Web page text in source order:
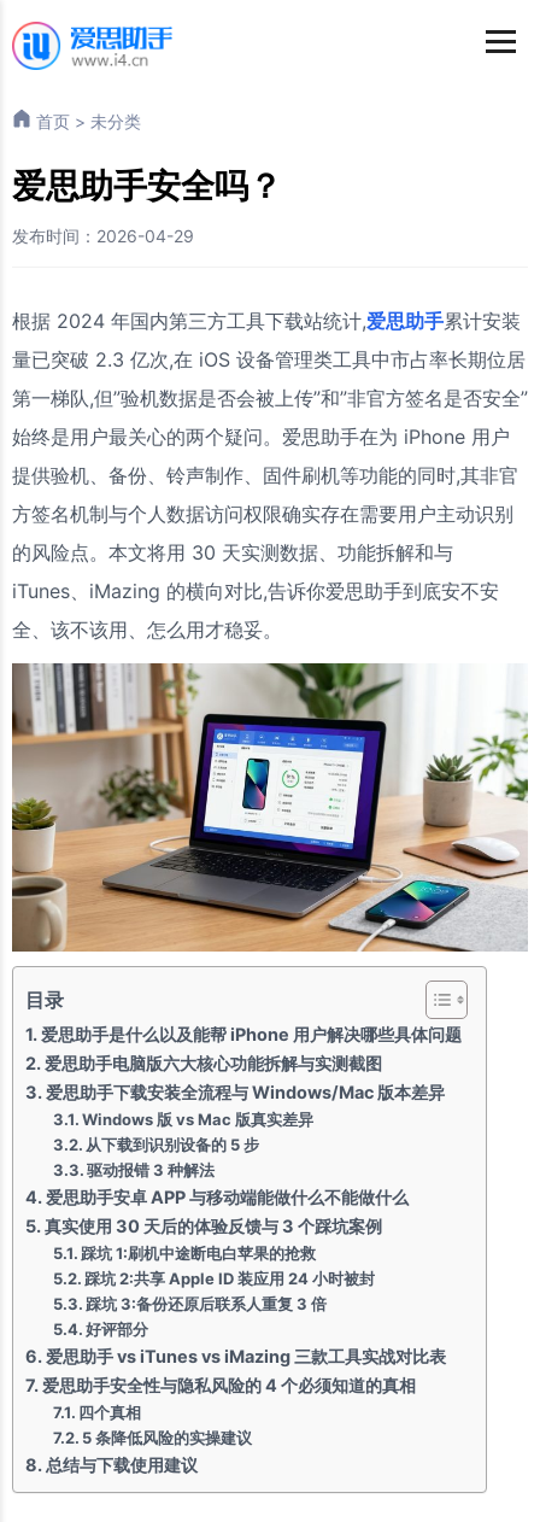
首页 > 未分类
爱思助手安全吗？
发布时间：2026-04-29
根据 2024 年国内第三方工具下载站统计,爱思助手累计安装
量已突破 2.3 亿次,在 iOS 设备管理类工具中市占率长期位居
第一梯队,但”验机数据是否会被上传”和”非官方签名是否安全”
始终是用户最关心的两个疑问。爱思助手在为 iPhone 用户
提供验机、备份、铃声制作、固件刷机等功能的同时,其非官
方签名机制与个人数据访问权限确实存在需要用户主动识别
的风险点。本文将用 30 天实测数据、功能拆解和与
iTunes、iMazing 的横向对比,告诉你爱思助手到底安不安
全、该不该用、怎么用才稳妥。
目录
爱思助手是什么以及能帮 iPhone 用户解决哪些具体问题
爱思助手电脑版六大核心功能拆解与实测截图
爱思助手下载安装全流程与 Windows/Mac 版本差异
Windows 版 vs Mac 版真实差异
从下载到识别设备的 5 步
驱动报错 3 种解法
爱思助手安卓 APP 与移动端能做什么不能做什么
真实使用 30 天后的体验反馈与 3 个踩坑案例
踩坑 1:刷机中途断电白苹果的抢救
踩坑 2:共享 Apple ID 装应用 24 小时被封
踩坑 3:备份还原后联系人重复 3 倍
好评部分
爱思助手 vs iTunes vs iMazing 三款工具实战对比表
爱思助手安全性与隐私风险的 4 个必须知道的真相
四个真相
5 条降低风险的实操建议
总结与下载使用建议